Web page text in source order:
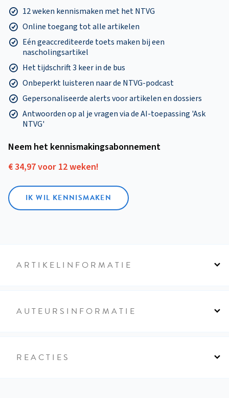
12 weken kennismaken met het NTVG
Online toegang tot alle artikelen
Eén geaccrediteerde toets maken bij een
nascholingsartikel
Het tijdschrift 3 keer in de bus
Onbeperkt luisteren naar de NTVG-podcast
Gepersonaliseerde alerts voor artikelen en dossiers
Antwoorden op al je vragen via de AI-toepassing 'Ask
NTVG'
Neem het kennismakings­abonnement
€ 34,97 voor 12 weken!
IK WIL KENNISMAKEN
ARTIKELINFORMATIE
AUTEURSINFORMATIE
REACTIES